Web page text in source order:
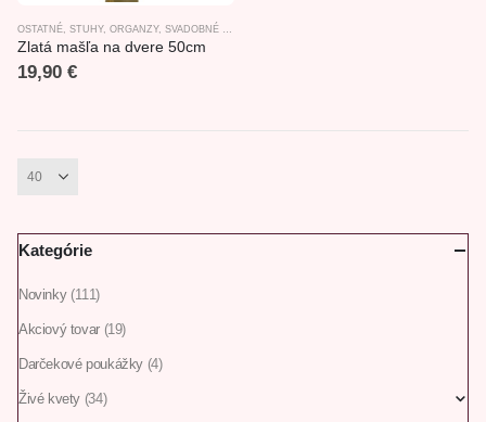
OSTATNÉ STUHY, ORGANZY, SVADOBNÉ DEKORÁCIE
Zlatá mašľa na dvere 50cm
19,90 €
Kategórie
Novinky (111)
Akciový tovar (19)
Darčekové poukážky (4)
Živé kvety (34)